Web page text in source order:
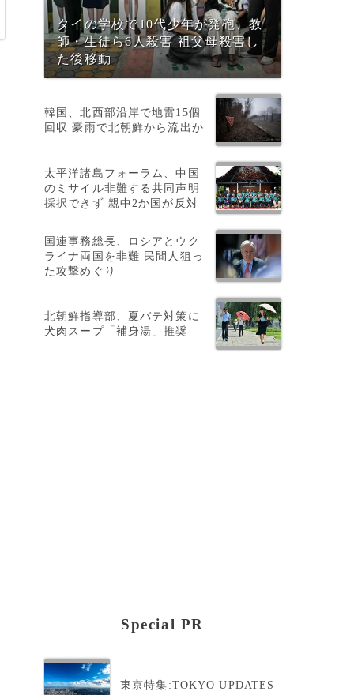
タイの学校で10代少年が発砲、教
師・生徒ら6人殺害 祖父母殺害し
た後移動
韓国、北西部沿岸で地雷15個
回収 豪雨で北朝鮮から流出か
太平洋諸島フォーラム、中国
のミサイル非難する共同声明
採択できず 親中2か国が反対
国連事務総長、ロシアとウク
ライナ両国を非難 民間人狙っ
た攻撃めぐり
北朝鮮指導部、夏バテ対策に
犬肉スープ「補身湯」推奨
Special PR
東京特集:TOKYO UPDATES